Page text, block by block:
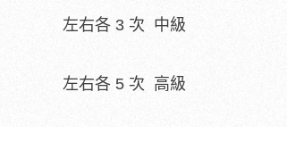
左右各 3 次 中級
左右各 5 次 高級